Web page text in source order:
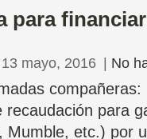
para
mayo, 2016 No
recaudación para
Mumble, etc.) por